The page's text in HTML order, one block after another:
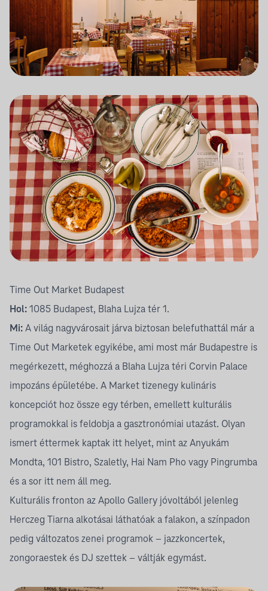
Time Out Market Budapest
Hol: 1085 Budapest, Blaha Lujza tér 1.
Mi: A világ nagyvárosait járva biztosan belefuthattál már a
Time Out Marketek egyikébe, ami most már Budapestre is
megérkezett, méghozzá a Blaha Lujza téri Corvin Palace
impozáns épületébe. A Market tizenegy kulináris
koncepciót hoz össze egy térben, emellett kulturális
programokkal is feldobja a gasztronómiai utazást. Olyan
ismert éttermek kaptak itt helyet, mint az Anyukám
Mondta, 101 Bistro, Szaletly, Hai Nam Pho vagy Pingrumba
és a sor itt nem áll meg.
Kulturális fronton az Apollo Gallery jóvoltából jelenleg
Herczeg Tiarna alkotásai láthatóak a falakon, a színpadon
pedig változatos zenei programok – jazzkoncertek,
zongoraestek és DJ szettek – váltják egymást.